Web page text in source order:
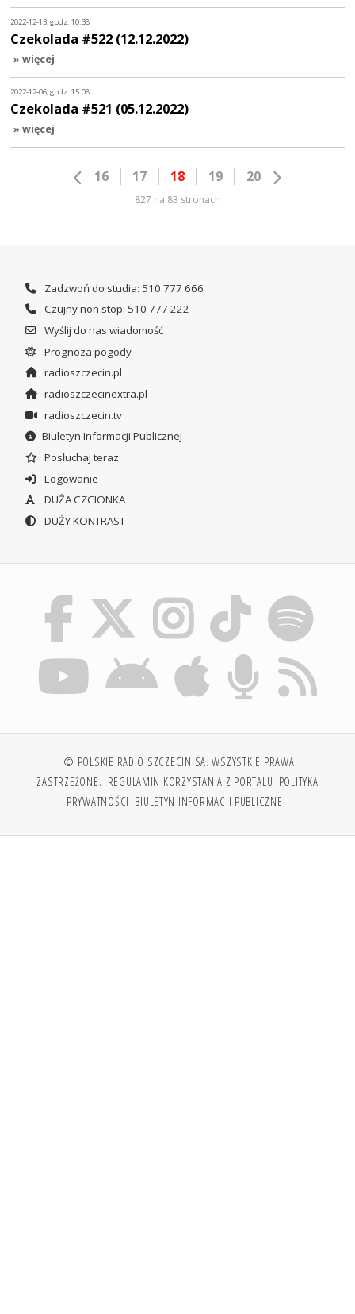
2022-12-13, godz. 10:38
Czekolada #522 (12.12.2022)
» więcej
2022-12-06, godz. 15:08
Czekolada #521 (05.12.2022)
» więcej
16 17 18 19 20
827 na 83 stronach
Zadzwoń do studia: 510 777 666
Czujny non stop: 510 777 222
Wyślij do nas wiadomość
Prognoza pogody
radioszczecin.pl
radioszczecinextra.pl
radioszczecin.tv
Biuletyn Informacji Publicznej
Posłuchaj teraz
Logowanie
DUŻA CZCIONKA
DUŻY KONTRAST
© POLSKIE RADIO SZCZECIN SA. WSZYSTKIE PRAWA
ZASTRZEŻONE. REGULAMIN KORZYSTANIA Z PORTALU POLITYKA
PRYWATNOŚCI BIULETYN INFORMACJI PUBLICZNEJ